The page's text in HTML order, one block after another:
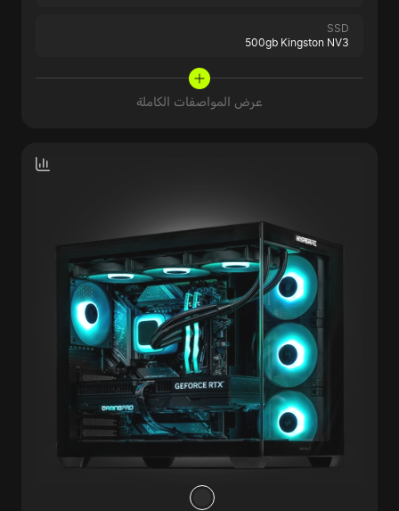
SSD
500gb Kingston NV3
عرض المواصفات الكاملة